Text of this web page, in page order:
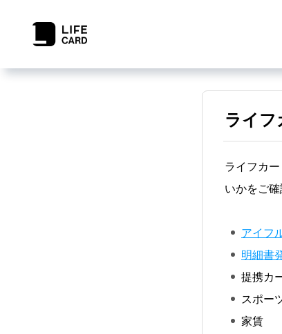
ライフ
ライフカ
いかをご確
アイフ
明細書
提携カ
スポー
家賃